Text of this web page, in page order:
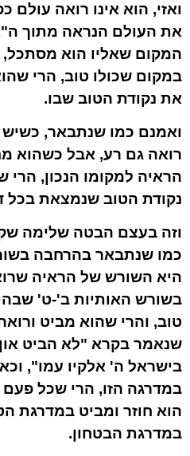
ואזי, הוא אינו רואה עולם
את העולם הנראה מתוך
המקום שאליו הוא מסתכל,
במקום שכולו טוב, הרי
את נקודת הטוב שבו.
ואמנם כמו שנתבאר,
רואה גם רע, אבל כשהוא
הראיה למקומו הנכון,
נקודת הטוב שנמצאת בכל
וזה בעצם הבטה שלימה
כמו שנתבאר בהרחבה
היא השורש של הראיה
בשורש האותיות ב'-ט'
טוב, והרי שהוא מביט
שנאמר בקרא "לא הביט
בישראל ה' אלקיו עמו",
במדרגה הזו, הרי שכל פעם
הוא חוזר ומביט במדרגת
במדרגת הבטחון.